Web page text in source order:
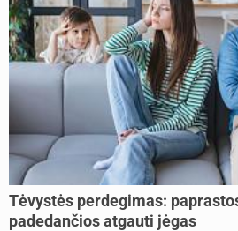
Tėvystės perdegimas:
padedančios atgauti jėgas